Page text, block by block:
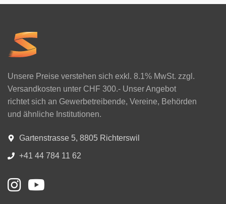
Unsere Preise verstehen sich exkl. 8.1% MwSt. zzgl.
Versandkosten unter CHF 300.- Unser Angebot
richtet sich an Gewerbetreibende, Vereine, Behörden
und ähnliche Institutionen.
Gartenstrasse 5, 8805 Richterswil
+41 44 784 11 62